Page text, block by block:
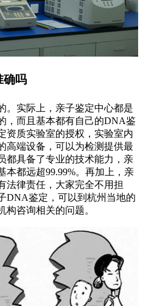
确吗
。实际上，亲子鉴定中心都是
，而且基本都有自己的DNA鉴
资质实验室的授权，实验室内
高端设备，可以为检测提供最
都具备了专业的技术能力，亲
本都远超99.99%。再加上，亲
法律责任，大家完全不用担
DNA鉴定，可以到杭州当地的
构咨询相关的问题。